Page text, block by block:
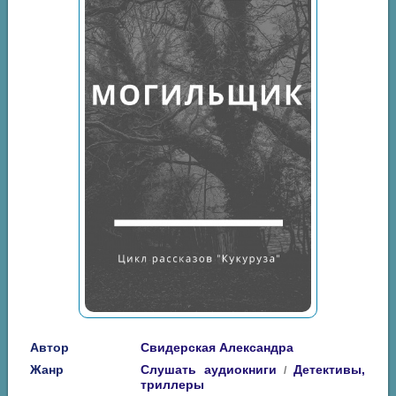
Автор
Свидерская Александра
Жанр
Слушать аудиокниги /Детективы,
триллеры